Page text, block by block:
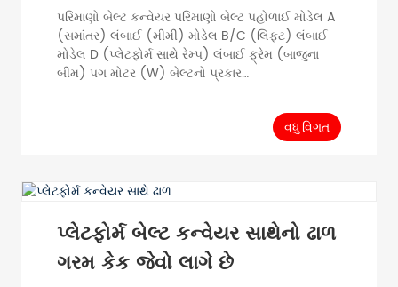
પરિમાણો બેલ્ટ કન્વેયર પરિમાણો બેલ્ટ પહોળાઈ મોડેલ A
(સમાંતર) લંબાઈ (મીમી) મોડેલ B/C (લિફ્ટ) લંબાઈ
મોડેલ D (પ્લેટફોર્મ સાથે રેમ્પ) લંબાઈ ફ્રેમ (બાજુના
બીમ) પગ મોટર (W) બેલ્ટનો પ્રકાર
કસ્ટમાઇઝ્ડ 1000 1000 1500 સ્ટેનલેસ સ્ટીલ કાર્બન
સ્ટીલ એલ્યુમિનિયમ એલોય સ્ટેનલેસ સ્ટીલ કાર્બન
સ્ટીલ એલ્યુમિનિયમ એલોય 120/200/400/750/ 1.5
2000 2000 2500 2500 3000 3000 3500 4000
5...
વધુ વિગત
પ્લેટફોર્મ બેલ્ટ કન્વેયર સાથેનો ઢાળ
ગરમ કેક જેવો લાગે છે